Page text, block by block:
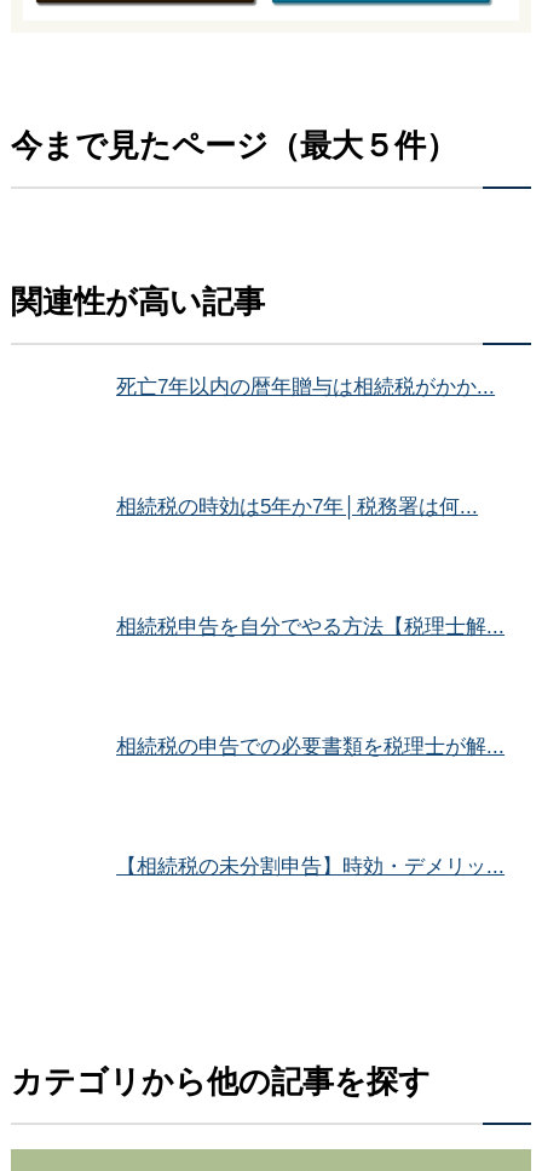
今まで見たページ（最大５件）
関連性が高い記事
死亡7年以内の暦年贈与は相続税がかか...
相続税の時効は5年か7年│税務署は何...
相続税申告を自分でやる方法【税理士解...
相続税の申告での必要書類を税理士が解...
【相続税の未分割申告】時効・デメリッ...
カテゴリから他の記事を探す